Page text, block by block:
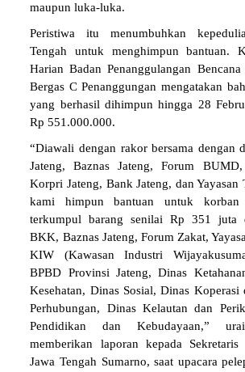
maupun luka-luka.
Peristiwa itu menumbuhkan
Tengah untuk menghimpun bantuan.
Harian Badan Penanggulangan
Bergas C Penanggungan mengatakan
yang berhasil dihimpun hingga 28
Rp 551.000.000.
“Diawali dengan rakor bersama dengan
Jateng, Baznas Jateng, Forum
Korpri Jateng, Bank Jateng, dan Yayasan
kami himpun bantuan untuk korban
terkumpul barang senilai Rp 351 juta
BKK, Baznas Jateng, Forum Zakat,
KIW (Kawasan Industri
BPBD Provinsi Jateng, Dinas
Kesehatan, Dinas Sosial, Dinas
Perhubungan, Dinas Kelautan dan
Pendidikan dan Kebudayaan,”
memberikan laporan kepada
Jawa Tengah Sumarno, saat upacara